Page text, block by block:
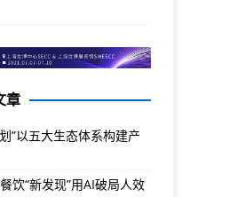
章
”以五大生态体系构建产
饮“新发现”用AI破局人效